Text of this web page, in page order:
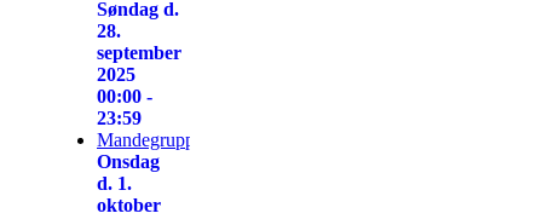
Søndag d.
28.
september
2025
00:00 -
23:59
Mandegruppen
Onsdag
d. 1.
oktober